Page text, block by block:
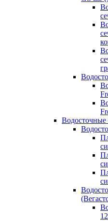
Водосточные